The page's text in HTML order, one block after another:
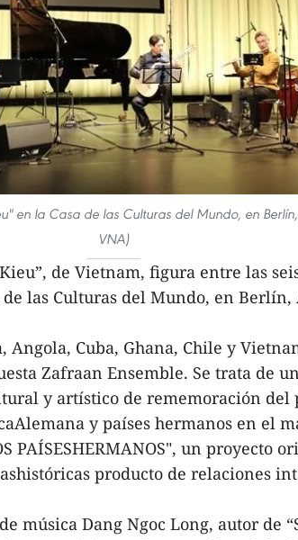
en la Casa de las Culturas del Mundo, en
VNA)
de Vietnam, figura entre las
las Culturas del Mundo, en
Angola, Cuba, Ghana, Chile y
Zafraan Ensemble. Se trata de
y artístico de rememoración del
y países hermanos en el
PAÍSESHERMANOS", un proyecto
producto de relaciones
música Dang Ngoc Long, autor de